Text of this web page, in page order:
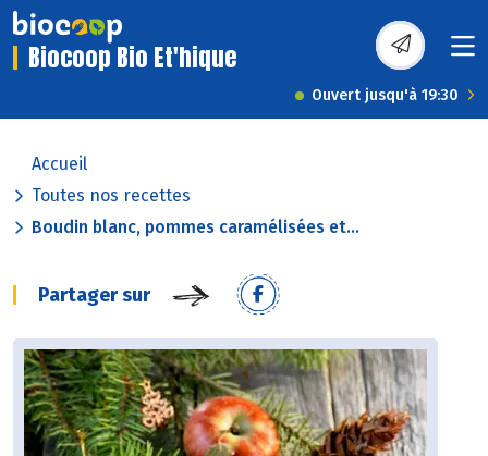
Biocoop Bio Et'hique
Ouvert jusqu'à 19:30
Accueil
Toutes nos recettes
Boudin blanc, pommes caramélisées et...
Partager sur